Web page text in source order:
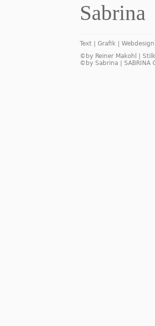
Sabrina
Text | Grafik |
©by Reiner Makohl |
©by Sabrina | SABRINA